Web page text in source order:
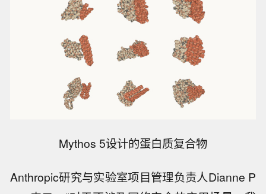
Mythos 5设计的蛋白质复合物
Anthropic研究与实验室项目管理负责人Dianne P